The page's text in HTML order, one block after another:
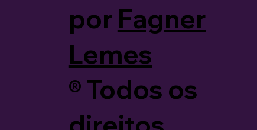
por Fagner
Lemes
®️ Todos os